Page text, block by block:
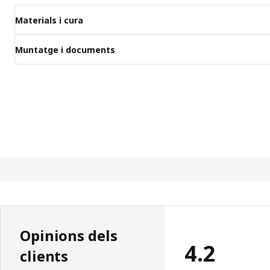
Materials i cura
Muntatge i documents
Opinions dels
clients
4.2